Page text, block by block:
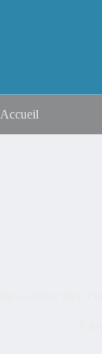
Accueil